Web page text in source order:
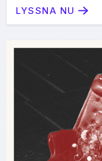
LYSSNA NU